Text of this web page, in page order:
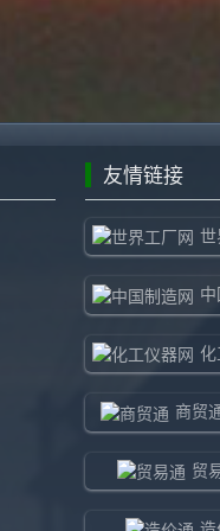
友情链接
世
化
商贸
贸